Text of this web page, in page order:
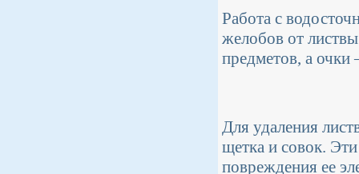
Работа с
желобов от
предметов, а очки
Для удаления
щетка и совок.
повреждения ее